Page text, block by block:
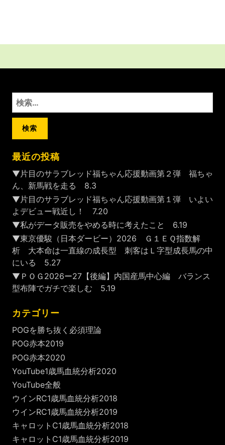
検
索:
最近の投稿
▼片目のサラブレッド福ちゃん応援動画第２弾 福ちゃ
ん、新馬戦を走る 8.3
▼片目のサラブレッド福ちゃん応援動画第１弾 いよい
よデビュー戦近し！ 7.20
▼私がデータ販売をやめる時に考えたこと 6.19
▼東京優駿（日本ダービー）2026 Ｇ１ＥＱ指数解
析 大本命は一直線の成長型 刺客はＬ字型成長馬の中
にいる 5.27
▼ＰＯＧ2026ー27【後編】内国産馬中心編 バランス
型布陣でガチで楽しむ 5.19
カテゴリー
POGを勝ち抜く必須理論
POG赤本2019
POG赤本2020
YouTube1歳馬血統分析2020
YouTube全般
ウインRC1歳馬血統分析2018
ウインRC1歳馬血統分析2019
キャロットC1歳馬血統分析2018
キャロットC1歳馬血統分析2019